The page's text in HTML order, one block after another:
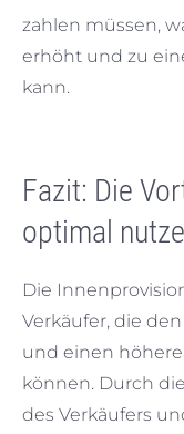
zahlen müssen,
erhöht und zu
kann.
Fazit: Die
optimal
Die
Verkäufer, die
und einen
können. Durch
des Verkäufers